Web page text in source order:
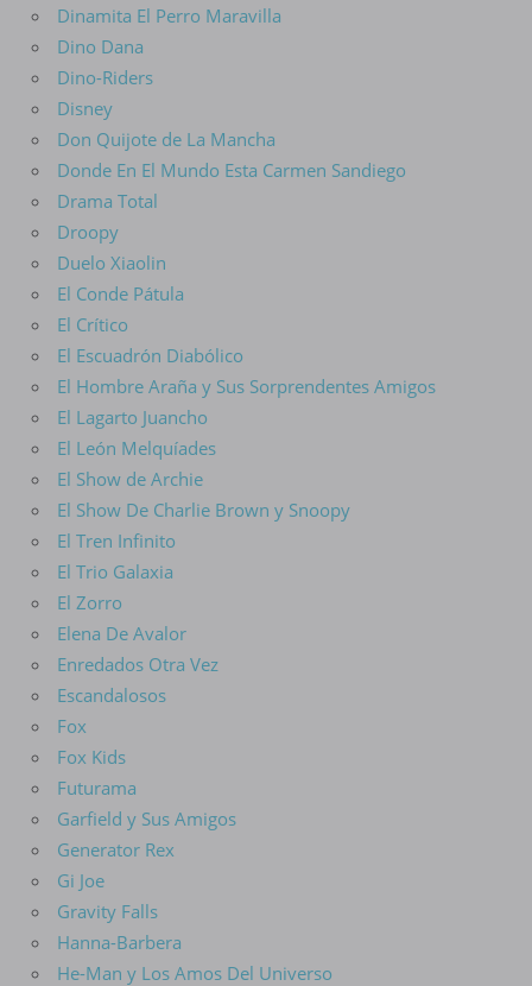
Dinamita El Perro Maravilla
Dino Dana
Dino-Riders
Disney
Don Quijote de La Mancha
Donde En El Mundo Esta Carmen Sandiego
Drama Total
Droopy
Duelo Xiaolin
El Conde Pátula
El Crítico
El Escuadrón Diabólico
El Hombre Araña y Sus Sorprendentes Amigos
El Lagarto Juancho
El León Melquíades
El Show de Archie
El Show De Charlie Brown y Snoopy
El Tren Infinito
El Trio Galaxia
El Zorro
Elena De Avalor
Enredados Otra Vez
Escandalosos
Fox
Fox Kids
Futurama
Garfield y Sus Amigos
Generator Rex
Gi Joe
Gravity Falls
Hanna-Barbera
He-Man y Los Amos Del Universo